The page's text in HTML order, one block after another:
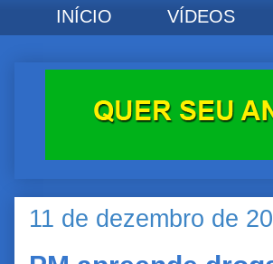
INÍCIO VÍDEOS
11 de dezembro de